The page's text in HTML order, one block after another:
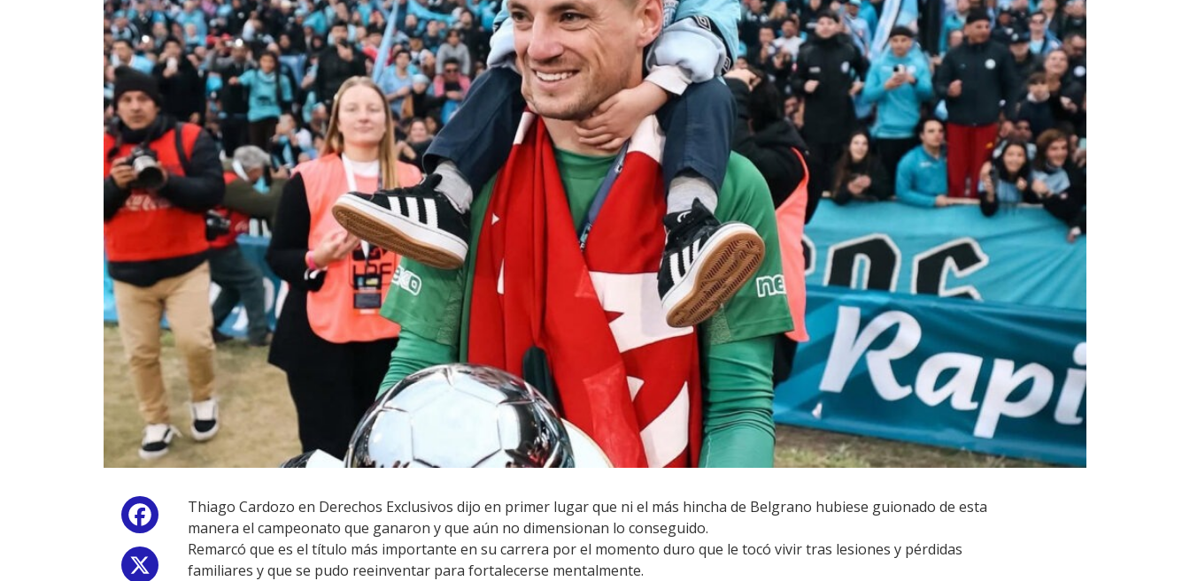
Facebook
Thiago Cardozo en Derechos Exclusivos dijo en primer lugar que ni el más hincha de Belgrano hubiese guionado de esta
manera el campeonato que ganaron y que aún no dimensionan lo conseguido.
Remarcó que es el título más importante en su carrera por el momento duro que le tocó vivir tras lesiones y pérdidas
familiares y que se pudo reeinventar para fortalecerse mentalmente.